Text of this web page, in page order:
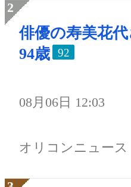
俳優の寿美花代
94歳
92
08月06日 12:03
オリコンニュース